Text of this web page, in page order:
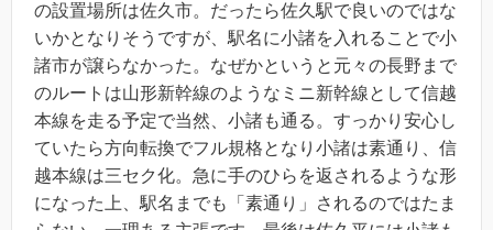
の設置場所は佐久市。だったら佐久駅で良いのではな
いかとなりそうですが、駅名に小諸を入れることで小
諸市が譲らなかった。なぜかというと元々の長野まで
のルートは山形新幹線のようなミニ新幹線として信越
本線を走る予定で当然、小諸も通る。すっかり安心し
ていたら方向転換でフル規格となり小諸は素通り、信
越本線は三セク化。急に手のひらを返されるような形
になった上、駅名までも「素通り」されるのではたま